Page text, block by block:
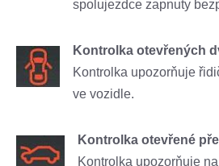
spolujezdce zapnuty
Kontrolka otevřených
Kontrolka upozorňuje
ve vozidle.
Kontrolka otevřené
Kontrolka upozorňuje